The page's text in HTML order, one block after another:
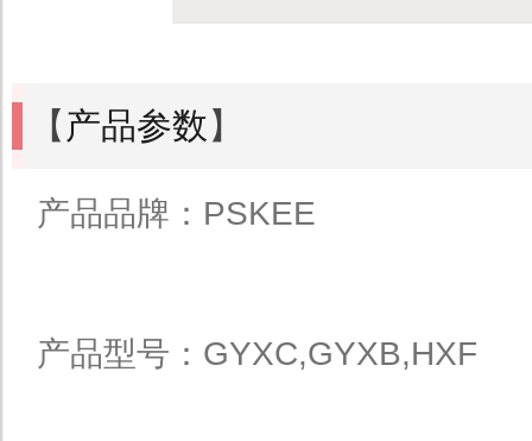
【 产品参数 】
产品品牌：PSKEE
产品型号：GYXC,GYXB,HXF